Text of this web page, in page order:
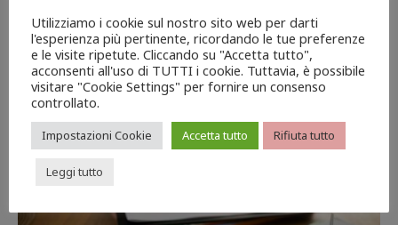
Continue reading
Utilizziamo i cookie sul nostro sito web per darti
l'esperienza più pertinente, ricordando le tue preferenze
e le visite ripetute. Cliccando su "Accetta tutto",
acconsenti all'uso di TUTTI i cookie. Tuttavia, è possibile
visitare "Cookie Settings" per fornire un consenso
controllato.
Impostazioni Cookie Accetta tutto Rifiuta tutto
Leggi tutto